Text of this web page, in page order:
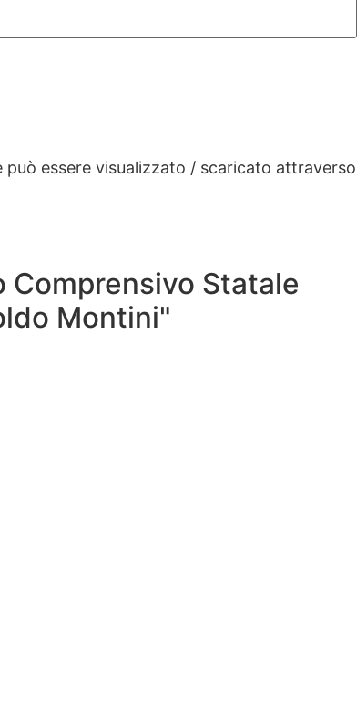
essere visualizzato / scaricato attraverso
Comprensivo Statale
Montini"